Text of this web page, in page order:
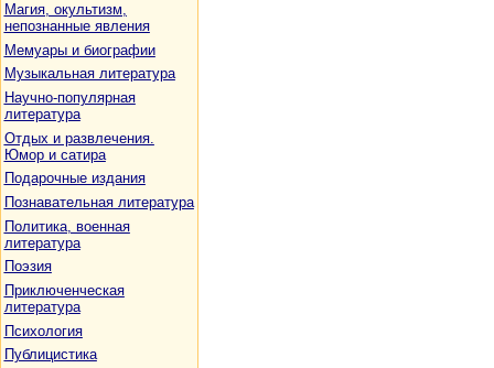
Магия, окультизм,
непознанные явления
Мемуары и биографии
Музыкальная литература
Научно-популярная
литература
Отдых и развлечения.
Юмор и сатира
Подарочные издания
Познавательная литература
Политика, военная
литература
Поэзия
Приключенческая
литература
Психология
Публицистика